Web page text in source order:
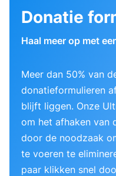
Donatie
Haal meer op met
Meer dan 50% van
donatieformulieren
blijft liggen. Onze
om het afhaken van
door de noodzaak
te voeren te
paar klikken snel